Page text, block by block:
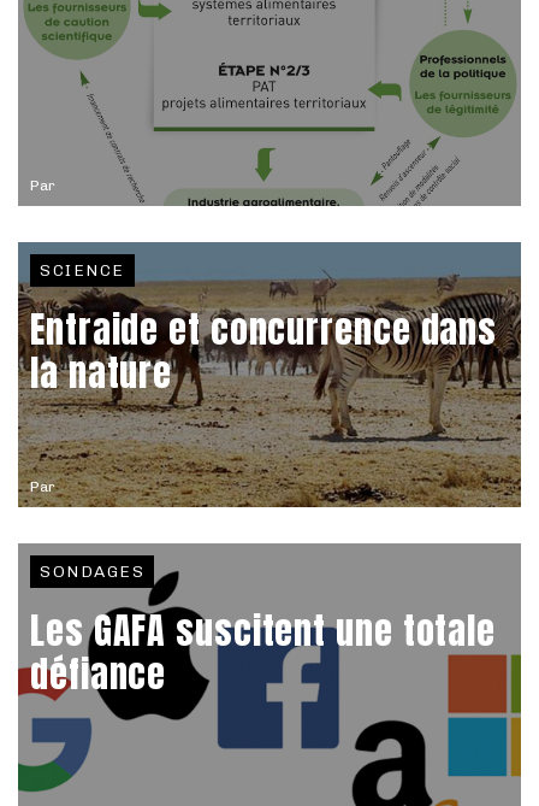
Par
Par
SCIENCE
Entraide et concurrence dans
la nature
SONDAGES
Les GAFA suscitent une totale
défiance